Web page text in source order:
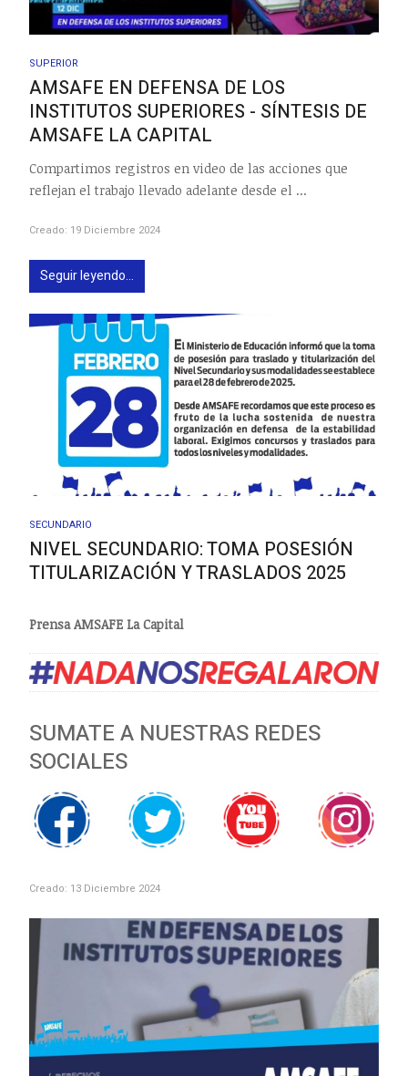
SUPERIOR
AMSAFE EN DEFENSA DE LOS
INSTITUTOS SUPERIORES - SÍNTESIS DE
AMSAFE LA CAPITAL
Compartimos registros en video de las acciones que
reflejan el trabajo llevado adelante desde el ...
Creado: 19 Diciembre 2024
Seguir leyendo...
SECUNDARIO
NIVEL SECUNDARIO: TOMA POSESIÓN
TITULARIZACIÓN Y TRASLADOS 2025
Prensa AMSAFE La Capital
SUMATE A NUESTRAS REDES
SOCIALES
Creado: 13 Diciembre 2024